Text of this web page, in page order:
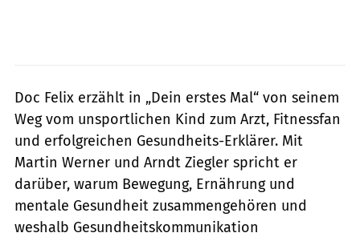
Doc Felix erzählt in „Dein erstes Mal“ von seinem
Weg vom unsportlichen Kind zum Arzt, Fitnessfan
und erfolgreichen Gesundheits-Erklärer. Mit
Martin Werner und Arndt Ziegler spricht er
darüber, warum Bewegung, Ernährung und
mentale Gesundheit zusammengehören und
weshalb Gesundheitskommunikation